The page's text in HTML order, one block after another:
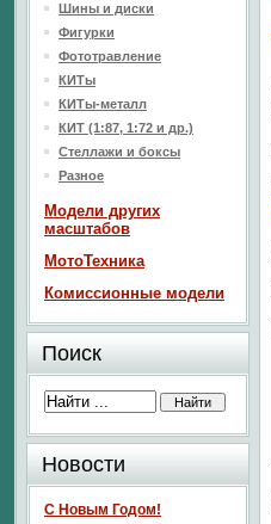
Шины и диски
Фигурки
Фототравление
КИТы
КИТы-металл
КИТ (1:87, 1:72 и др.)
Стеллажи и боксы
Разное
Модели других
масштабов
МотоТехника
Комиссионные модели
Поиск
Новости
С Новым Годом!